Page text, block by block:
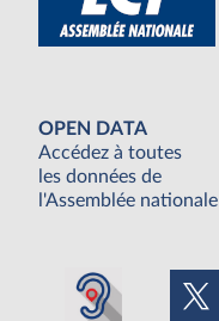
OPEN DATA
Accédez à toutes
les données de
l'Assemblée nationale